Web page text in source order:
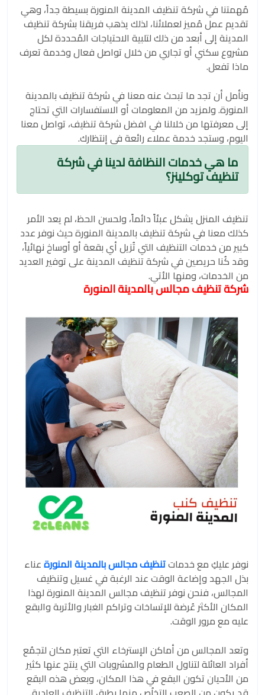
مُهمتنا في شركة تنظيف المدينة المنورة بسيطة جداً، وهي
تقديم عمل مُميز لعملائنا، لذلك يذهب فريقنا بشركة تنظيف
المدينة إلى أبعد من ذلك لتلبية الاحتياجات المُحددة لكل
مشروع سكني أو تجاري من خلال تواصل فعال وخدمة تعرف
ماذا تفعل.
ونأمل أن تجد ما تبحث عنه معنا في شركة تنظيف بالمدينة
المنورة. ولمزيد من المعلومات أو الاستفسارات التي تحتاج
إلى معرفتها من خلالنا في افضل شركة تنظيف، تواصل معنا
اليوم، وستجد خدمة عملاء رائعة في إنتظارك.
ما هي خدمات النظافة لدينا في شركة
تنظيف توكلينز؟
تنظيف المنزل يشكل عبئاً دائماً، ولحسن الحظ، لم يعد الأمر
كذلك معنا في شركة تنظيف بالمدينة المنورة حيث نوفر عدد
كبير من خدمات التنظيف التي تُزيل أي بقعة أو أوساخ نهائياً،
وقد كُنا حريصين في شركة تنظيف المدينة على توفير العديد
من الخدمات، ومنها الأتي.
شركة تنظيف مجالس بالمدينة المنورة
نوفر عليكِ مع خدماتتنظيف مجالس بالمدينة المنورةعناء
بذل الجهد وإضاعة الوقت عند الرغبة في غسيل وتنظيف
المجالس، فنحن نوفر تنظيف مجالس المدينة المنورة لهذا
المكان الأكثر عُرضة للإتساخات وتراكم الغبار والأتربة والبقع
عليه مع مرور الوقت.
وتعد المجالس من أماكن الإسترخاء التي تعتبر مكان لتجمُع
أفراد العائلة لتناول الطعام والمشروبات التي ينتج عنها كثير
من الأحيان تكون البقع في هذا المكان، وبعض هذه البقع